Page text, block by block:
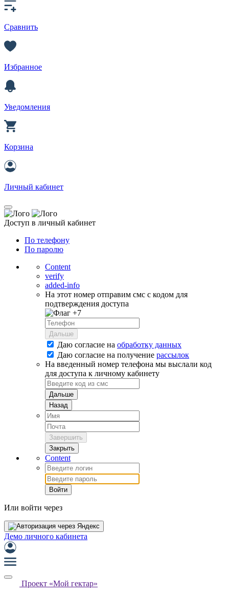
Сравнить
Избранное
Уведомления
Корзина
Личный кабинет
Доступ в личный кабинет
По телефону
По паролю
Content
verify
added-info
На этот номер отправим смс с кодом для
подтверждения доступа
+7
Дальше
Даю согласие на обработку данных
Даю согласие на получение рассылок
На введенный номер телефона мы выслали код
для доступа к личному кабинету
Дальше
Назад
Завершить
Закрыть
Content
Войти
Или войти через
Демо личного кабинета
Проект «Мой гектар»